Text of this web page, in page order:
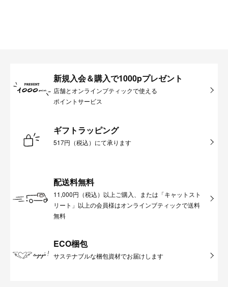
新規入会＆購入で1000pプレゼント
店舗とオンラインブティックで使える
ポイントサービス
ギフトラッピング
517円（税込）にて承ります
配送料無料
11,000円（税込）以上ご購入、または「キャットスト
リート」以上の会員様はオンラインブティックで送料
無料
ECO梱包
サステナブルな梱包資材でお届けします